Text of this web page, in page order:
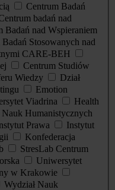
Centrum Badań
badań nad
Badań nad Wspieraniem
Badań Stosowanych nad
CARE-BEH
Centrum Studiów
Wiedzy
Dział
Emotion
Viadrina
Health
Nauk Humanistycznych
Prawa
Instytut
Konfederacja
StresLab Centrum
Uniwersytet
w Krakowie
Wydział Nauk